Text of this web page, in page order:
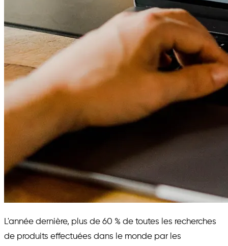
L'année dernière, plus de 60 % de toutes les recherches
de produits effectuées dans le monde par les